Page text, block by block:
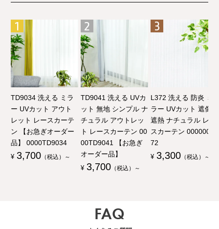
TD9034 洗える ミラ
ー UVカット アウト
レット レースカーテ
ン 【お急ぎオーダー
品】 0000TD9034
¥ 3,700 （税込）～
TD9041 洗える UVカ
ット 無地 シンプル ナ
チュラル アウトレッ
ト レースカーテン 00
00TD9041 【お急ぎ
オーダー品】
¥ 3,700 （税込）～
L372 洗える 防炎 ミ
ラー UVカット 遮像
遮熱 ナチュラル レー
スカーテン 00000003
72
¥ 3,300 （税込）～
FAQ